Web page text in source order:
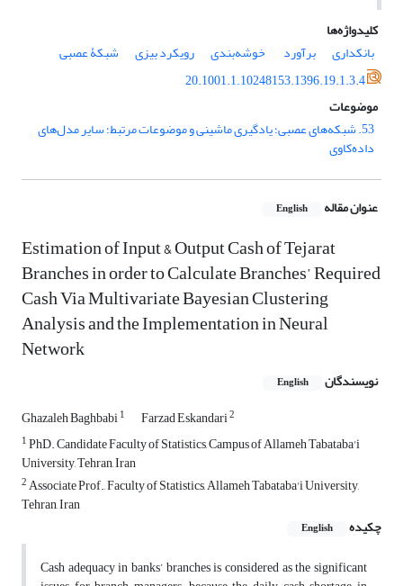
کلیدواژه‌ها
بانکداری
برآورد‌ ‌ خوشه‌بندی رویکرد بیزی
شبکۀ ‌عصبی
20.1001.1.10248153.1396.19.1.3.4
موضوعات
53. شبکه‌های عصبی؛ یادگیری ماشینی و موضوعات مرتبط؛ سایر مدل‌های
داده‌کاوی
عنوان مقاله English
Estimation of Input & Output Cash of Tejarat
Branches in order to Calculate Branches’ Required
Cash Via Multivariate Bayesian Clustering
Analysis and the Implementation in Neural
Network
نویسندگان English
Ghazaleh Baghbabi1 Farzad Eskandari2
1PhD. Candidate Faculty of Statistics, Campus of Allameh Tabataba'i
University, Tehran, Iran
2Associate Prof., Faculty of Statistics, Allameh Tabataba'i University,
Tehran, Iran
چکیده
English
Cash adequacy in banks’ branches is considered as the significant